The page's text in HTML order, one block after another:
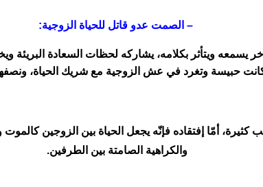
– الصمت عدو قاتل للحياة الزوجية:
ويتأثر بكلامه، يشاركه لحظات السعادة البريئة
حبيسة وتغرد في عش الزوجية مع شريك الحياة،
أمّا إفتقاده فإنّه يجعل الحياة بين الزوجين كالموت
والكراهية الصامتة بين الطرفين.